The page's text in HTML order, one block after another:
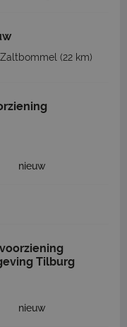
Zaltbommel (22 km)
nieuw
Tilburg
nieuw